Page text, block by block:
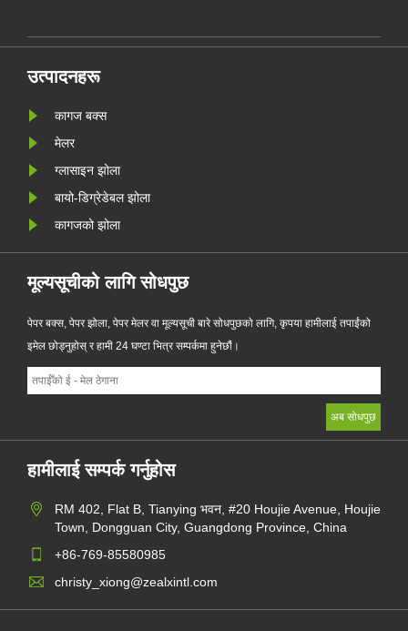
गरिएको, नयाँ उत्पादनले पारदर्शिता, पुन: प्रयोग
उत्पादनहरू
कागज बक्स
मेलर
ग्लासाइन झोला
बायो-डिग्रेडेबल झोला
कागजको झोला
मूल्यसूचीको लागि सोधपुछ
पेपर बक्स, पेपर झोला, पेपर मेलर वा मूल्यसूची बारे सोधपुछको लागि, कृपया हामीलाई तपाईंको
इमेल छोड्नुहोस् र हामी 24 घण्टा भित्र सम्पर्कमा हुनेछौं।
हामीलाई सम्पर्क गर्नुहोस
RM 402, Flat B, Tianying भवन, #20 Houjie Avenue, Houjie
Town, Dongguan City, Guangdong Province, China
+86-769-85580985
christy_xiong@zealxintl.com